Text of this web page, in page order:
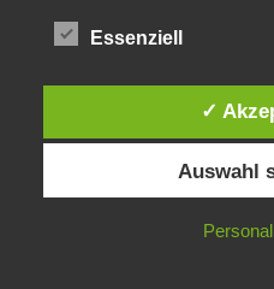
Weitere Suche nach der Identität
Jugoslavijo, dobar dan
Hartz 4 – Der
Diese Website verwendet
Website stimmst du der
IN
Essenziell
✓
Auswahl